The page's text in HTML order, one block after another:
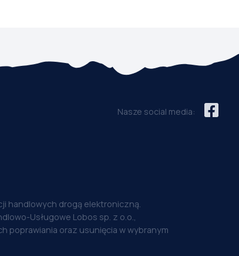
Nasze social media:
handlowych drogą elektroniczną.
Usługowe Lobos sp. z o.o.,
poprawiania oraz usunięcia w wybranym